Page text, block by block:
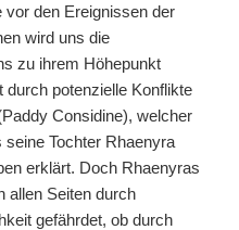
vor den Ereignissen der
wird uns die
zu ihrem Höhepunkt
potenzielle Konflikte
Considine), welcher
Tochter Rhaenyra
erklärt. Doch Rhaenyras
allen Seiten durch
gefährdet, ob durch